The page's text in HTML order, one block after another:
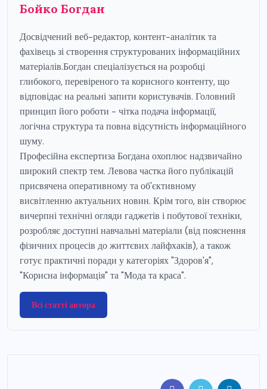
Бойко Богдан
Досвідчений веб-редактор, контент-аналітик та
фахівець зі створення структурованих інформаційних
матеріалів.Богдан спеціалізується на розробці
глибокого, перевіреного та корисного контенту, що
відповідає на реальні запити користувачів. Головний
принцип його роботи - чітка подача інформації,
логічна структура та повна відсутність інформаційного
шуму.
Професійна експертиза Богдана охоплює надзвичайно
широкий спектр тем. Левова частка його публікацій
присвячена оперативному та об'єктивному
висвітленню актуальних новин. Крім того, він створює
вичерпні технічні огляди гаджетів і побутової техніки,
розробляє доступні навчальні матеріали (від пояснення
фізичних процесів до життєвих лайфхаків), а також
готує практичні поради у категоріях "Здоров'я",
"Корисна інформація" та "Мода та краса".
Всі статті автора